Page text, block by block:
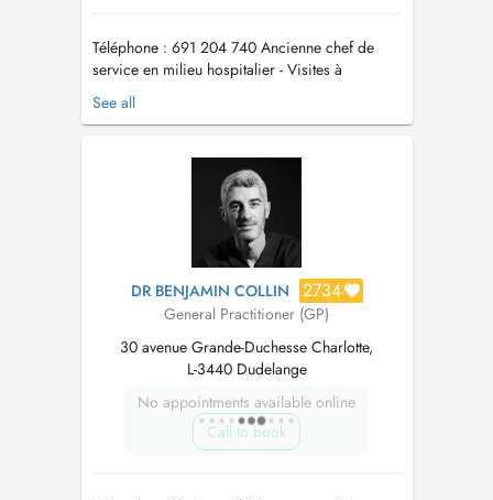
Téléphone : 691 204 740 Ancienne chef de
service en milieu hospitalier - Visites à
domicile Fermeture exceptionnelle le vendredi
24/07/2026 Le cabinet est fermé les
cabinet sera fermé du 4 au 21 août 2026 ...
See all
DR BENJAMIN COLLIN 2734
General Practitioner (GP)
30 avenue Grande-Duchesse Charlotte,
L-3440 Dudelange
No appointments available online
Call to book